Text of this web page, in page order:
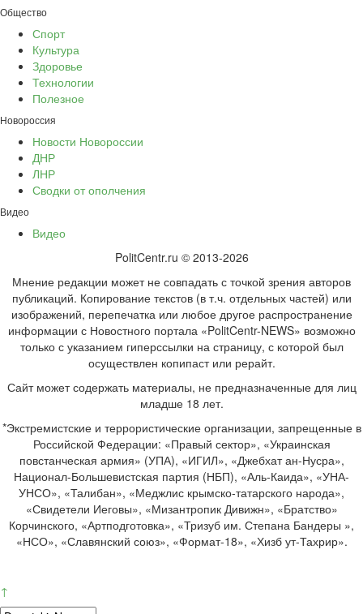
Общество
Спорт
Культура
Здоровье
Технологии
Полезное
Новороссия
Новости Новороссии
ДНР
ЛНР
Сводки от ополчения
Видео
Видео
PolitCentr.ru © 2013-2026
Мнение редакции может не совпадать с точкой зрения авторов
публикаций. Копирование текстов (в т.ч. отдельных частей) или
изображений, перепечатка или любое другое распространение
информации с Новостного портала «PolitCentr-NEWS» возможно
только с указанием гиперссылки на страницу, с которой был
осуществлен копипаст или рерайт.
Сайт может содержать материалы, не предназначенные для лиц
младше 18 лет.
*Экстремистские и террористические организации, запрещенные в
Российской Федерации: «Правый сектор», «Украинская
повстанческая армия» (УПА), «ИГИЛ», «Джебхат ан-Нусра»,
Национал-Большевистская партия (НБП), «Аль-Каида», «УНА-
УНСО», «Талибан», «Меджлис крымско-татарского народа»,
«Свидетели Иеговы», «Мизантропик Дивижн», «Братство»
Корчинского, «Артподготовка», «Тризуб им. Степана Бандеры »,
«НСО», «Славянский союз», «Формат-18», «Хизб ут-Тахрир».
↑